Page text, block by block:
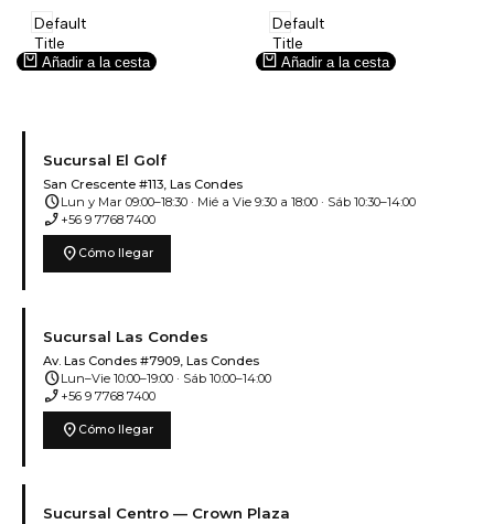
venta
Default
Title
Añadir a la cesta
venta
Default
Title
Añadir a la cesta
Sucursal El Golf
San Crescente #113, Las Condes
scheduleLun y Mar 09:00–18:30 · Mié a Vie 9:30 a 18:00 · Sáb 10:30–14:00
phone_enabled +56 9 7768 7400
location_on Cómo llegar
Sucursal Las Condes
Av. Las Condes #7909, Las Condes
scheduleLun–Vie 10:00–19:00 · Sáb 10:00–14:00
phone_enabled +56 9 7768 7400
location_on Cómo llegar
Sucursal Centro — Crown Plaza